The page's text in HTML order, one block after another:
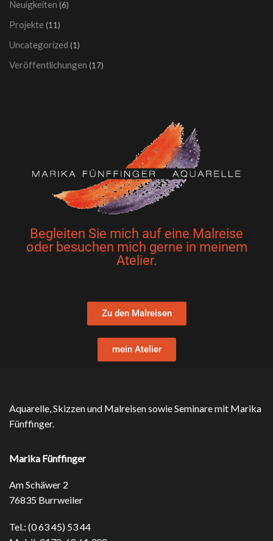
Neuigkeiten (6)
Projekte (11)
Uncategorized (1)
Veröffentlichungen (17)
Begleiten Sie mich auf eine Malreise
oder besuchen mich gerne in meinem
Atelier.
Zu den Malreisen
mein Atelier
Aquarelle, Skizzen und Malreisen sowie Seminare mit Marika
Fünffinger.
Marika Fünffinger
Am Schäwer 2
76835 Burrweiler
Tel.: (0 63 45) 53 44